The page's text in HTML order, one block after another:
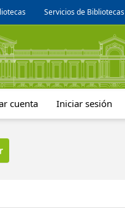
Servicios de Bibliotecas
cuenta Iniciar sesión